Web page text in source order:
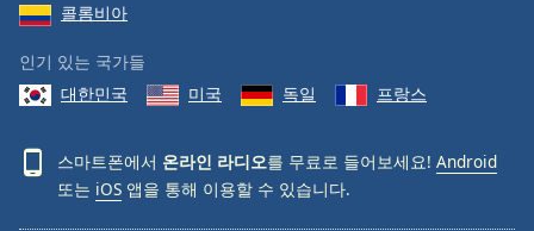
콜롬비아
인기 있는 국가들
대한민국
미국 독일 프랑스
스마트폰에서 온라인 라디오를 무료로 들어보세요! Android
또는 iOS 앱을 통해 이용할 수 있습니다.